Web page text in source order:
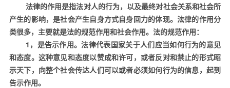
法律的作用是指法对人的行为，以及最终对社会关系和社会所
产生的影响，是社会产生自身方式自身回力的体现。法律的作用分
类很多，主要就是法的规范作用和社会作用。法的规范作用：
1 ，是告示作用。法律代表国家关于人们应当如何行为的意见
和态度。这种意见和态度以赞成和许可，或者反对和禁止的形式昭
示天下，向整个社会传达人们可以或者必须如何行为的信息，起到
告示作用。